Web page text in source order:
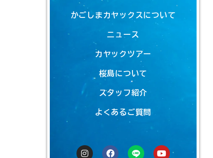
かごしまカヤックスについて
ニュース
カヤックツアー
桜島について
スタッフ紹介
よくあるご質問